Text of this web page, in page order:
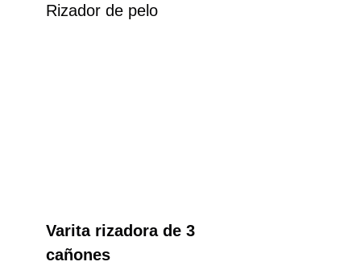
Rizador de pelo
Varita rizadora de 3
cañones